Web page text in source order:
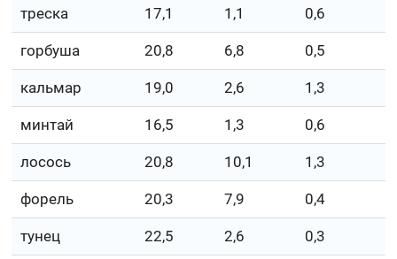
треска 17,1 1,1 0,6
горбуша 20,8 6,8 0,5
кальмар 19,0 2,6 1,3
минтай 16,5 1,3 0,6
лосось 20,8 10,1 1,3
форель 20,3 7,9 0,4
тунец 22,5 2,6 0,3